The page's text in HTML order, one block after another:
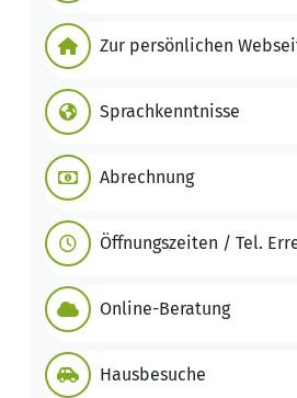
Zur persönlichen
Sprachkenntnisse
Abrechnung
Öffnungszeiten / Tel.
Online-Beratung
Hausbesuche